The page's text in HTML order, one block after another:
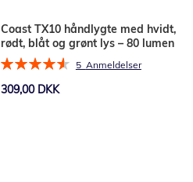
Coast TX10 håndlygte med hvidt,
rødt, blåt og grønt lys – 80 lumen
Bedømmelse:
5 Anmeldelser
309,00 DKK